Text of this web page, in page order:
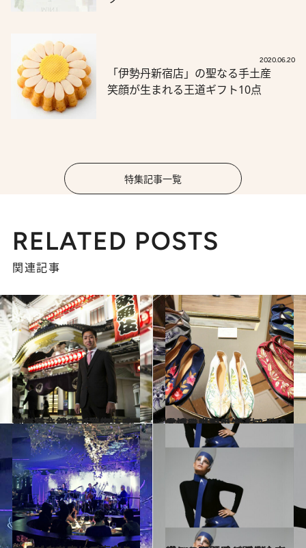
2020.06.20
「伊勢丹新宿店」の聖なる手土産
笑顔が生まれる王道ギフト10点
特集記事一覧
RELATED POSTS
関連記事
2019.11.16
この冬、銀座で歌舞伎座デビュー 女方ホープ・中村梅枝さんがご案内！
カルチャー 2019.10.23
台湾発「誠品生活」が日本橋に来た！ 絶対＆早く手に入れたいアイテム10
旅＆お出かけ